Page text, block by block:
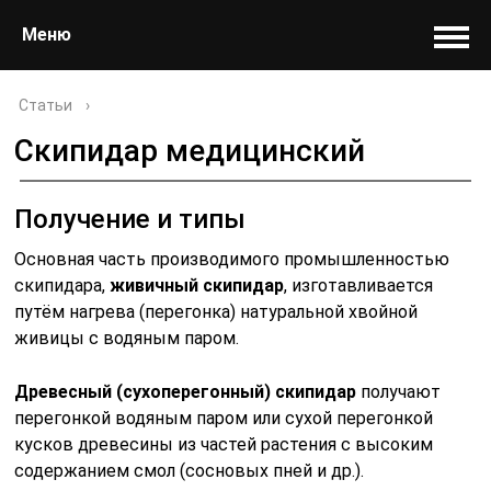
Меню
Статьи ›
Скипидар медицинский
Получение и типы
Основная часть производимого промышленностью
скипидара,живичный скипидар, изготавливается
путём нагрева (перегонка) натуральной хвойной
живицы с водяным паром.
Древесный (сухоперегонный) скипидар получают
перегонкой водяным паром или сухой перегонкой
кусков древесины из частей растения с высоким
содержанием смол (сосновых пней и др.).